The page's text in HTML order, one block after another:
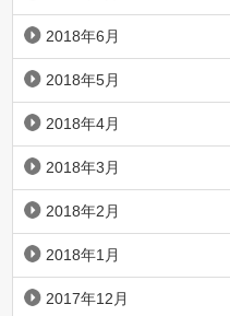
2018年6月
2018年5月
2018年4月
2018年3月
2018年2月
2018年1月
2017年12月